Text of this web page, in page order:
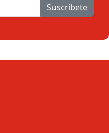
Suscribete